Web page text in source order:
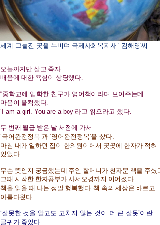
세계 그늘진 곳을 누비며 국제사회복지사 ' 김해영'씨
오늘까지만 살고 죽자
배움에 대한 욕심이 상당했다.
“중학교에 입학한 친구가 영어책이라며 보여주는데
마음이 울컥했다.
‘I am a girl. You are a boy’라고 읽으라고 했다.
두 번째 월급 받은 날 서점에 가서
‘국어완전정복’과 ‘영어완전정복’을 샀다.
마침 내가 일하던 집이 한의원이어서 곳곳에 한자가 적혀
있었다.
무슨 뜻인지 궁금했는데 주인 할머니가 천자문 책을 주셨
그때 시작한 한자공부가 사서오경까지 이어졌다.
책을 읽을 때 나는 정말 행복했다. 책 속의 세상은 바르고
아름다웠다.
‘잘못한 것을 알고도 고치지 않는 것이 더 큰 잘못’이란
글귀가 좋았다.